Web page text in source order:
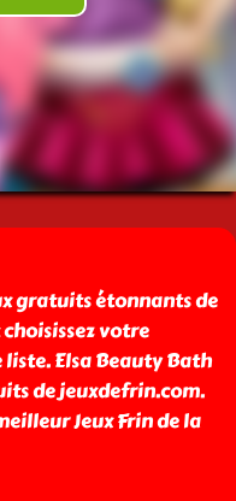
gratuits étonnants de
votre
Elsa Beauty Bath
de jeuxdefrin.com.
Jeux Frin de la